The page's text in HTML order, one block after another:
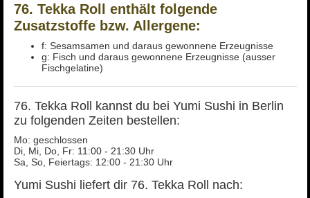
76. Tekka Roll enthält folgende
Zusatzstoffe bzw. Allergene:
f: Sesamsamen und daraus gewonnene Erzeugnisse
g: Fisch und daraus gewonnene Erzeugnisse (ausser
Fischgelatine)
76. Tekka Roll kannst du bei Yumi Sushi in Berlin
zu folgenden Zeiten bestellen:
Mo: geschlossen
Di, Mi, Do, Fr: 11:00 - 21:30 Uhr
Sa, So, Feiertags: 12:00 - 21:30 Uhr
Yumi Sushi liefert dir 76. Tekka Roll nach: